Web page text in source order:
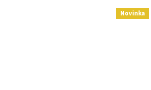
Novinka